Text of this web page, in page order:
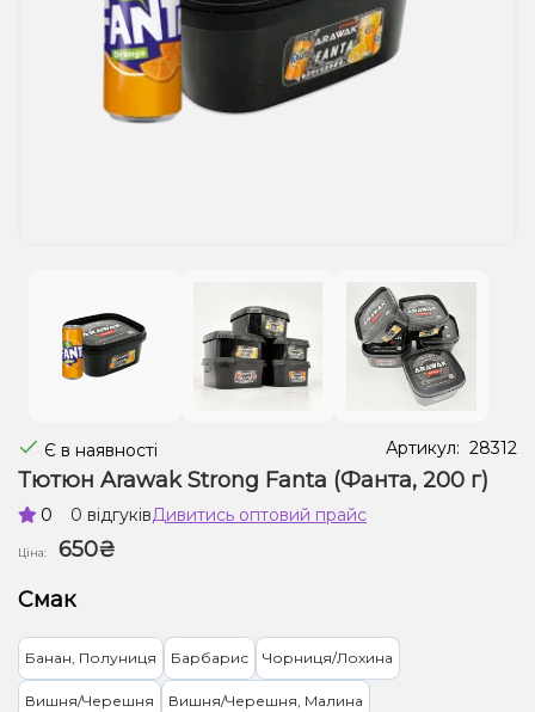
Рідини для електронних сигарет
Подарункові набори
Є в наявності Артикул: 28312
Тютюн Arawak Strong Fanta (Фанта, 200 г)
0 0 відгуківДивитись оптовий прайс
Ціна:
650₴
Смак
Банан, Полуниця Барбарис Чорниця/Лохина
Вишня/Черешня Вишня/Черешня, Малина